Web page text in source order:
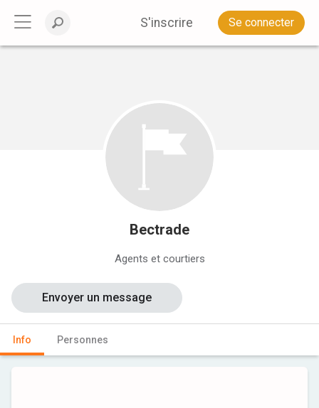
S'inscrire Se connecter
Bectrade
Agents et courtiers
Info Personnes
Envoyer un message